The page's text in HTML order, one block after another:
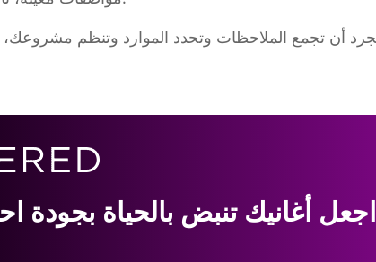
اجعل أغانيك تنبض بالحياة بجودة